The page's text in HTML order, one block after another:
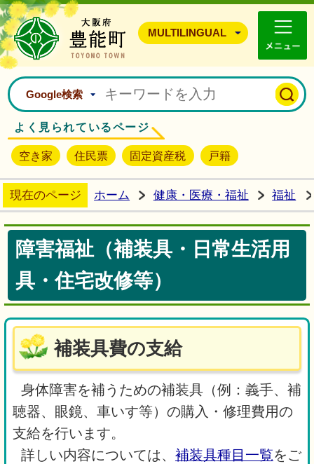
豊能町ホームページ
MULTILINGUAL
Google検索
よく見られているページ
空き家 住民票 固定資産税 戸籍
現在のページ ホーム 健康・医療・福祉 福祉
障害福祉（補装具・日常生活用
具・住宅改修等）
補装具費の支給
身体障害を補うための補装具（例：義手、補
聴器、眼鏡、車いす等）の購入・修理費用の
支給を行います。
詳しい内容については、 補装具種目一覧をご